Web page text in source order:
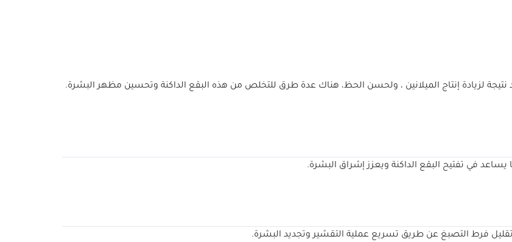
لزيادة إنتاج الميلانين ، ولحسن الحظ، هناك عدة طرق للتخلص من هذه البقع الداكنة وتحسين مظهر البشرة.
فرط التصبغ عن طريق تسريع عملية التقشير وتجديد البشرة.